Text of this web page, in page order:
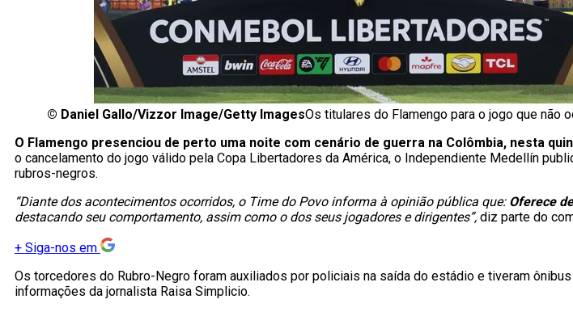
© Daniel Gallo/Vizzor Image/Getty ImagesOs titulares do Flamengo para o jogo que não
O Flamengo presenciou de perto uma noite com cenário de guerra na Colômbia, nesta
o cancelamento do jogo válido pela Copa Libertadores da América, o Independiente Medellín
rubros-negros.
“Diante dos acontecimentos ocorridos, o Time do Povo informa à opinião pública que: Oferece
destacando seu comportamento, assim como o dos seus jogadores e dirigentes”, diz parte do
+ Siga-nos em
Os torcedores do Rubro-Negro foram auxiliados por policiais na saída do estádio e tiveram
informações da jornalista Raisa Simplicio.